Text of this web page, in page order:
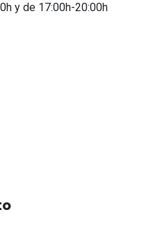
y de 17:00h-20:00h